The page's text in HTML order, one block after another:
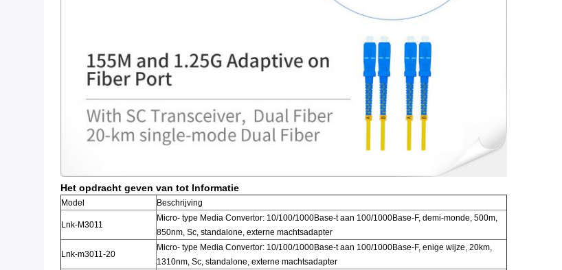
Het opdracht geven van tot Informatie
Model Beschrijving
Lnk-M3011
Micro- type Media Convertor: 10/100/1000Base-t aan 100/1000Base-F, demi-monde, 500m,
850nm, Sc, standalone, externe machtsadapter
Lnk-m3011-20
Micro- type Media Convertor: 10/100/1000Base-t aan 100/1000Base-F, enige wijze, 20km,
1310nm, Sc, standalone, externe machtsadapter